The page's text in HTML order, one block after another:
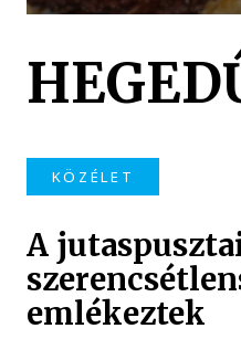
KÖZÉLET
A
emlékeztek